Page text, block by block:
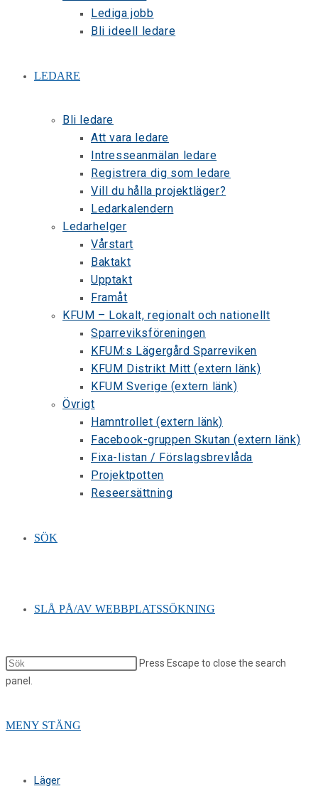
Lediga jobb
Bli ideell ledare
LEDARE
Bli ledare
Att vara ledare
Intresseanmälan ledare
Registrera dig som ledare
Vill du hålla projektläger?
Ledarkalendern
Ledarhelger
Vårstart
Baktakt
Upptakt
Framåt
KFUM – Lokalt, regionalt och nationellt
Sparreviksföreningen
KFUM:s Lägergård Sparreviken
KFUM Distrikt Mitt (extern länk)
KFUM Sverige (extern länk)
Övrigt
Hamntrollet (extern länk)
Facebook-gruppen Skutan (extern länk)
Fixa-listan / Förslagsbrevlåda
Projektpotten
Reseersättning
SÖK
SLÅ PÅ/AV WEBBPLATSSÖKNING
Press Escape to close the search
panel.
MENY STÄNG
Läger